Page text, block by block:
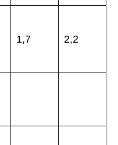
1,7 2,2